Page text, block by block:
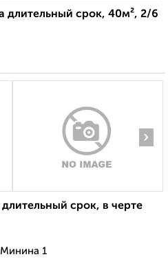
длительный срок, 40м², 2/6
›
срок, в черте
1